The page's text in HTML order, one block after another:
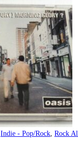
Indie - Pop/Rock Rock